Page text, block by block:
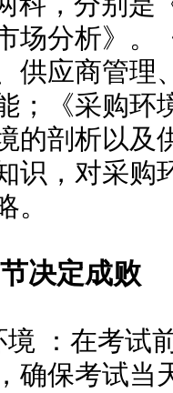
场分析》
供应商管理
；《采购环
的剖析以及
识，对采购
。
决定成败
：在考试
确保考试当